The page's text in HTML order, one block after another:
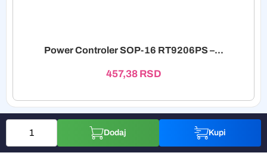
Power Controler SOP-16 RT9206PS –...
457,38 RSD
Dodaj Kupi